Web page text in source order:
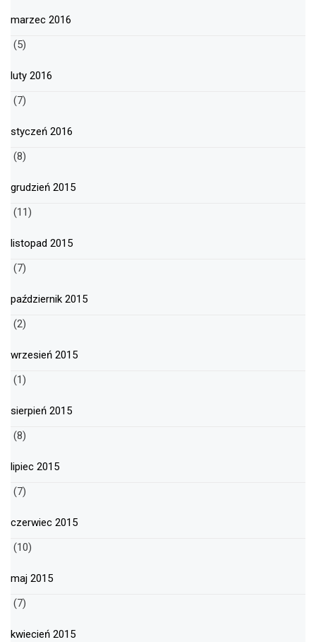
marzec 2016
(5)
luty 2016
(7)
styczeń 2016
(8)
grudzień 2015
(11)
listopad 2015
(7)
październik 2015
(2)
wrzesień 2015
(1)
sierpień 2015
(8)
lipiec 2015
(7)
czerwiec 2015
(10)
maj 2015
(7)
kwiecień 2015